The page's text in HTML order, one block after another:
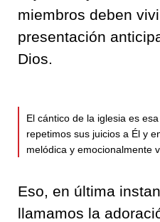
miembros deben
presentación
Dios.
El cántico de la iglesia es
repetimos sus juicios a Él y
melódica y emocionalmente
Eso, en última
llamamos la